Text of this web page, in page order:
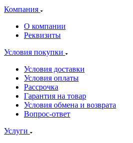
Компания
О компании
Реквизиты
Условия покупки
Условия доставки
Условия оплаты
Рассрочка
Гарантия на товар
Условия обмена и возврата
Вопрос-ответ
Услуги